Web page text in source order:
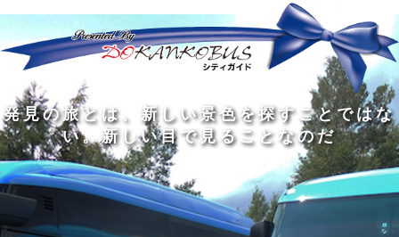
旅 の 程 に こそ価値があ る
発見の旅と は 新 し い景色を探す ことではな
い。 新 しい目 で見 る こ と なのだ
人間の幅を広 げる ものは3つある。人と会
い、 本 を読み 、旅 を す る ことだ
私は旅 をす るために旅をする
旅 の 程 に こそ価値があ る
どんなに洗 練 れ た 大人の中にも 、外に出た
くてし ょうがない小さな 子供がいる
旅をするの は 着 す るためではな く、旅をす
るた めで あ る
旅は 真 知 識 の大きな泉で ある